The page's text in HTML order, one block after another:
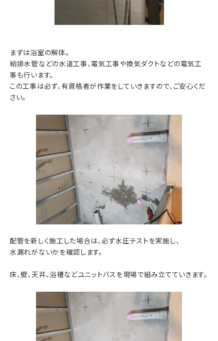
まずは浴室の解体。
給排水管などの水道工事、電気工事や換気ダクトなどの電気工
事も行います。
この工事は必ず、有資格者が作業をしていきますので、ご安心くだ
さい。
配管を新しく施工した場合は、必ず水圧テストを実施し、
水漏れがないかを確認します。
床、壁、天井、浴槽などユニットバスを現場で組み立てていきます。